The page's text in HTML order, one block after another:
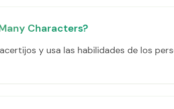
Characters?
y usa las habilidades de los